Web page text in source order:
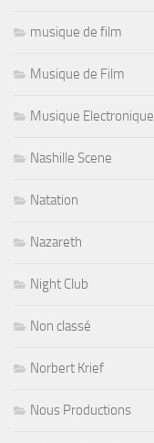
musique de film
Musique de Film
Musique Electronique
Nashille Scene
Natation
Nazareth
Night Club
Non classé
Norbert Krief
Nous Productions